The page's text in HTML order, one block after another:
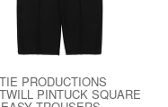
PRODUCTIONS
PINTUCK SQUARE